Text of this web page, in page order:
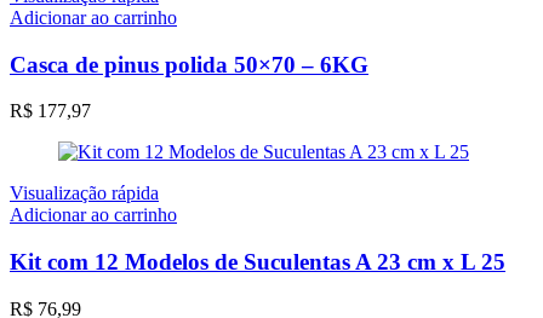
Adicionar ao carrinho
Casca de pinus polida 50×70 – 6KG
R$ 177,97
Visualização rápida
Adicionar ao carrinho
Kit com 12 Modelos de Suculentas A 23 cm x L 25
R$ 76,99